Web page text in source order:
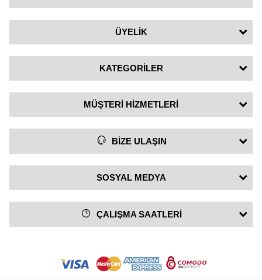
ÜYELİK
KATEGORİLER
MÜŞTERİ HİZMETLERİ
BİZE ULAŞIN
SOSYAL MEDYA
ÇALIŞMA SAATLERİ